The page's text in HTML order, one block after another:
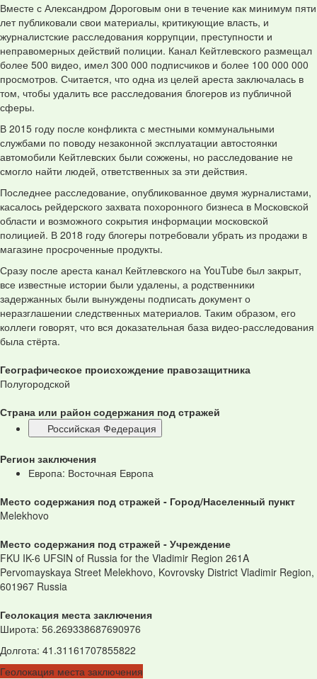
Вместе с Александром Дороговым они в течение как минимум пяти
лет публиковали свои материалы, критикующие власть, и
журналистские расследования коррупции, преступности и
неправомерных действий полиции. Канал Кейтлевского размещал
более 500 видео, имел 300 000 подписчиков и более 100 000 000
просмотров. Считается, что одна из целей ареста заключалась в
том, чтобы удалить все расследования блогеров из публичной
сферы.
В 2015 году после конфликта с местными коммунальными
службами по поводу незаконной эксплуатации автостоянки
автомобили Кейтлевских были сожжены, но расследование не
смогло найти людей, ответственных за эти действия.
Последнее расследование, опубликованное двумя журналистами,
касалось рейдерского захвата похоронного бизнеса в Московской
области и возможного сокрытия информации московской
полицией. В 2018 году блогеры потребовали убрать из продажи в
магазине просроченные продукты.
Сразу после ареста канал Кейтлевского на YouTube был закрыт,
все известные истории были удалены, а родственники
задержанных были вынуждены подписать документ о
неразглашении следственных материалов. Таким образом, его
коллеги говорят, что вся доказательная база видео-расследования
была стёрта.
Географическое происхождение правозащитника
Полугородской
Страна или район содержания под стражей
Российская Федерация
Регион заключения
Европа: Восточная Европа
Место содержания под стражей - Город/Населенный пункт
Melekhovo
Место содержания под стражей - Учреждение
FKU IK-6 UFSIN of Russia for the Vladimir Region 261A
Pervomayskaya Street Melekhovo, Kovrovsky District Vladimir Region,
601967 Russia
Геолокация места заключения
Широта: 56.269338687690976
Долгота: 41.31161707855822
Геолокация места заключения